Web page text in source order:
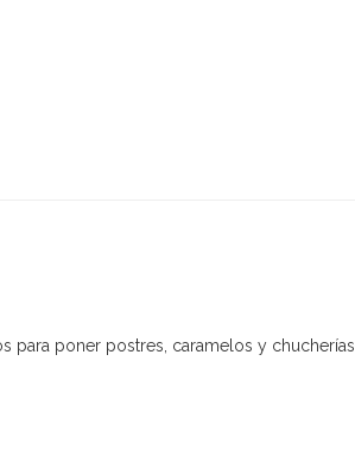
para poner postres, caramelos y chucherías.